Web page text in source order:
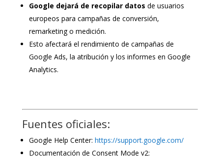
Google dejará de recopilar datos de usuarios
europeos para campañas de conversión,
remarketing o medición.
Esto afectará el rendimiento de campañas de
Google Ads, la atribución y los informes en Google
Analytics.
Fuentes oficiales:
Google Help Center: https://support.google.com/
Documentación de Consent Mode v2: